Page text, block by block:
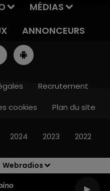
Webradios
MÉDIAS
ANNONCEURS
Recrutement
cookies Plan du site
2024 2023 2022